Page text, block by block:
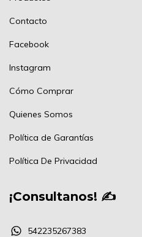
Contacto
Facebook
Instagram
Cómo Comprar
Quienes Somos
Política de Garantías
Política De Privacidad
¡Consultanos! ✍
542235267383